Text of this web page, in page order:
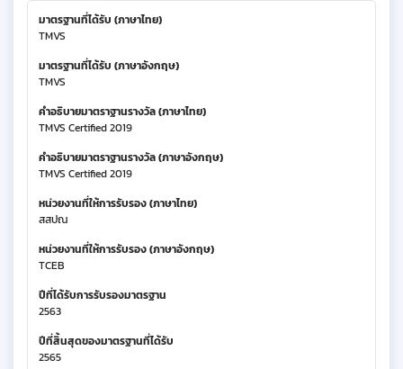
มาตรฐานที่ได้รับ (ภาษาไทย)
TMVS
มาตรฐานที่ได้รับ (ภาษาอังกฤษ)
TMVS
คำอธิบายมาตราฐานรางวัล (ภาษาไทย)
TMVS Certified 2019
คำอธิบายมาตราฐานรางวัล (ภาษาอังกฤษ)
TMVS Certified 2019
หน่วยงานที่ให้การรับรอง (ภาษาไทย)
สสปณ
หน่วยงานที่ให้การรับรอง (ภาษาอังกฤษ)
TCEB
ปีที่ได้รับการรับรองมาตรฐาน
2563
ปีที่สิ้นสุดของมาตรฐานที่ได้รับ
2565